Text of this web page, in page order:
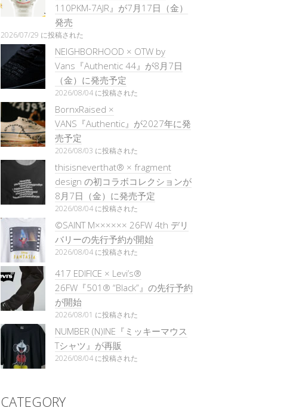
110PKM-7AJR』が7月17日（金）
発売
2026/07/29 に投稿された
NEIGHBORHOOD × OTW by
Vans『Authentic 44』が8月7日
（金）に発売予定
2026/08/04 に投稿された
BornxRaised ×
VANS『Authentic』が2027年に発
売予定
2026/08/03 に投稿された
thisisneverthat® × fragment
design の初コラボコレクションが
8月7日（金）に発売予定
2026/08/04 に投稿された
©SAINT M×××××× 26FW 4th デリ
バリーの先行予約が開始
2026/08/04 に投稿された
417 EDIFICE × Levi’s®
26FW『501®︎ “Black”』の先行予約
が開始
2026/08/01 に投稿された
NUMBER (N)INE『ミッキーマウス
Tシャツ』が再販
2026/08/04 に投稿された
CATEGORY